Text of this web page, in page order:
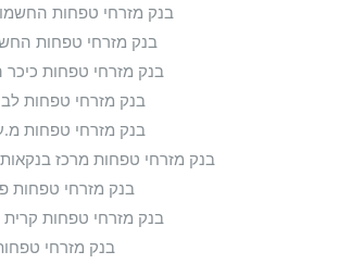
בנק מזרחי טפחות
בנק מזרחי טפחות
בנק מזרחי טפחות
בנק מזרחי טפחות לב
בנק מזרחי טפחות
בנק מזרחי טפחות מרכז
בנק מזרחי טפחות
בנק מזרחי טפחות
בנק מזרחי